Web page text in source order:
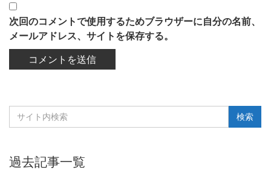
次回のコメントで使用するためブラウザーに自分の名前、
メールアドレス、サイトを保存する。
過去記事一覧